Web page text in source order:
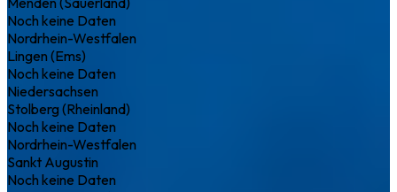
Noch keine Daten
Nordrhein-Westfalen
Lingen (Ems)
Noch keine Daten
Niedersachsen
Stolberg (Rheinland)
Noch keine Daten
Nordrhein-Westfalen
Sankt Augustin
Noch keine Daten